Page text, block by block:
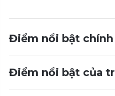
Điểm nổi bật chính
Điểm nổi bật của